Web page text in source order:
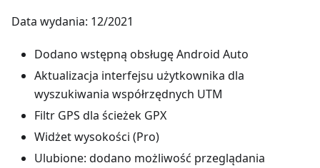
Data wydania: 12/2021
Dodano wstępną obsługę Android Auto
Aktualizacja interfejsu użytkownika dla
wyszukiwania współrzędnych UTM
Filtr GPS dla ścieżek GPX
Widżet wysokości (Pro)
Ulubione: dodano możliwość przeglądania